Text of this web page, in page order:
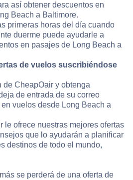
así obtener descuentos en
Beach a Baltimore.
primeras horas del día cuando
duerme puede ayudarle a
en pasajes de Long Beach a
de vuelos suscribiéndose
de CheapOair y obtenga
de entrada de su correo
vuelos desde Long Beach a
le ofrece nuestras mejores ofertas
que lo ayudarán a planificar
destinos de todo el mundo,
se perderá de una oferta de